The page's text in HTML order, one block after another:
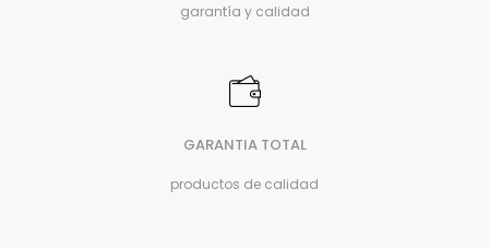
garantía y calidad
GARANTIA TOTAL
productos de calidad